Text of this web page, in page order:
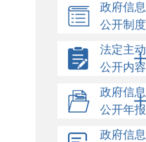
政府信息
公开制度
法定主动
公开内容
政府信息
公开年报
政府信息